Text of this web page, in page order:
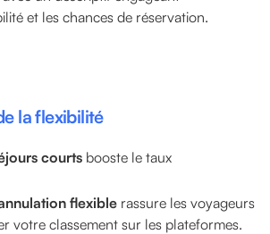
et les chances de réservation.
la flexibilité
courts booste le taux
flexible rassure les voyageurs
votre classement sur les plateformes.